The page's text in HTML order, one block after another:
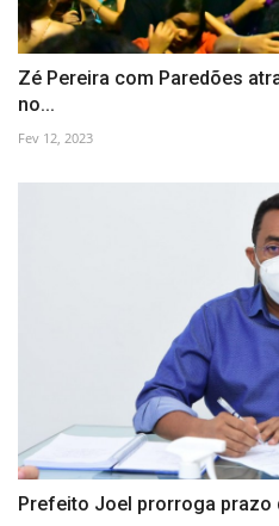
Zé Pereira com Paredões
no...
Fev 12, 2023
Prefeito Joel prorroga prazo